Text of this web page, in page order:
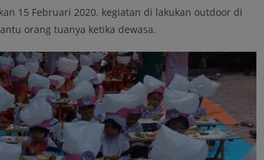
15 Februari 2020. kegiatan di lakukan outdoor di
orang tuanya ketika dewasa.